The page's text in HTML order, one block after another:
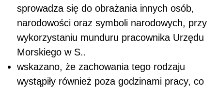
sprowadza się do obrażania innych osób,
narodowości oraz symboli narodowych, przy
wykorzystaniu munduru pracownika Urzędu
Morskiego w S..
wskazano, że zachowania tego rodzaju
wystąpiły również poza godzinami pracy, co